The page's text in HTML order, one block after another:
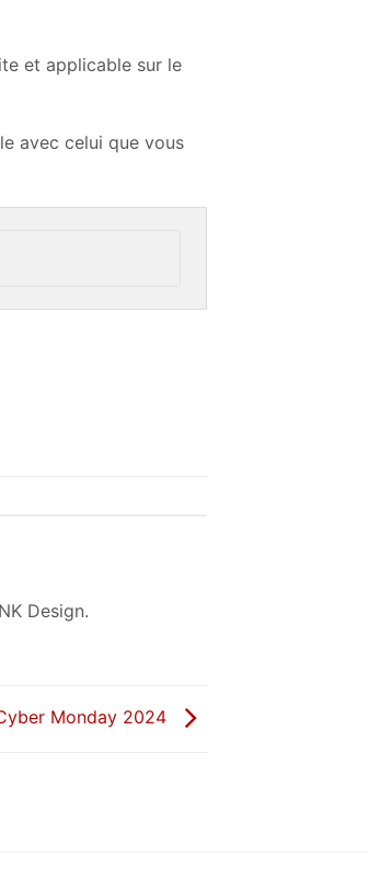
et applicable sur le
avec celui que vous
Design.
Monday 2024